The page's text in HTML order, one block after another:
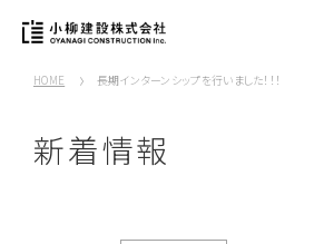
HOME 長期インターンシップを行いました！！！
新着情報